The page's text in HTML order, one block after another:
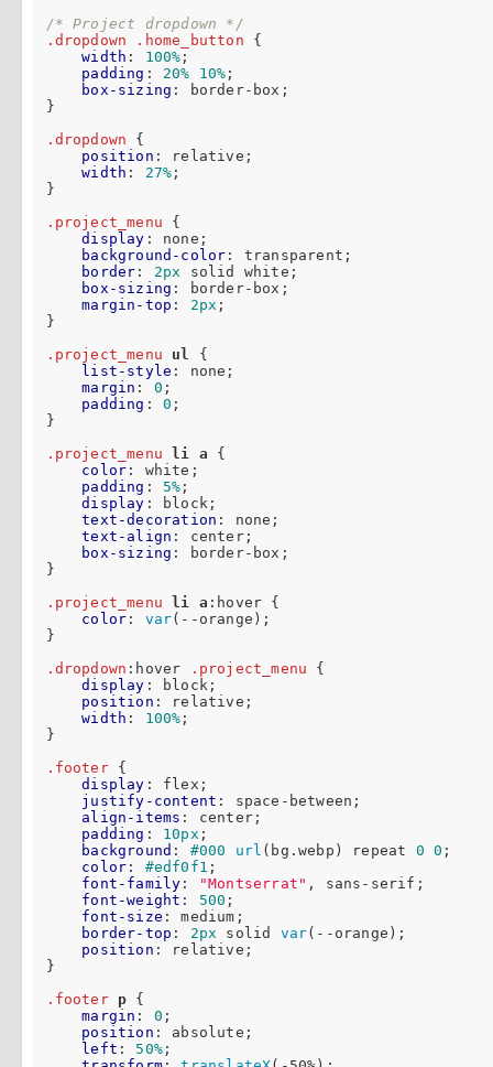
/* Project dropdown */
.dropdown
.home_button {
width : 100% ;
padding : 20% 10% ;
box-sizing : border-box;
}
.dropdown {
position : relative;
width : 27% ;
}
.project_menu {
display : none;
background-color : transparent;
border : 2px solid white;
box-sizing : border-box;
margin-top : 2px ;
}
.project_menu
ul
{
list-style : none;
margin : 0 ;
padding : 0 ;
}
.project_menu
li a {
color : white;
padding : 5% ;
display : block;
text-decoration : none;
text-align : center;
box-sizing : border-box;
}
.project_menu
li a :hover {
color : var(--orange);
}
.dropdown :hover .project_menu {
display : block;
position : relative;
width : 100% ;
}
.footer {
display : flex;
justify-content : space-between;
align-items : center;
padding : 10px ;
background : #000 url (bg.webp) repeat 0 0 ;
color : #edf0f1 ;
font-family : "Montserrat" , sans-serif;
font-weight : 500 ;
font-size : medium;
border-top : 2px solid var(--orange);
position : relative;
}
.footer
p {
margin : 0 ;
position : absolute;
left : 50% ;